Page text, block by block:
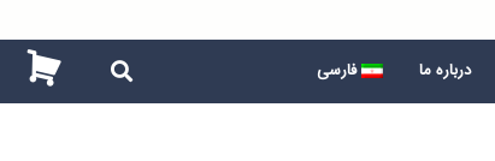
درباره ما فارسی